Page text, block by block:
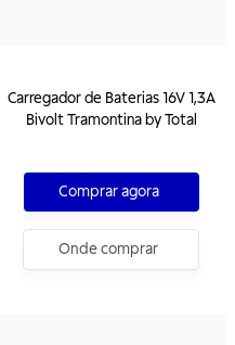
Carregador de Baterias 16V 1,3A
Bivolt Tramontina by Total
Comprar agora
Onde comprar